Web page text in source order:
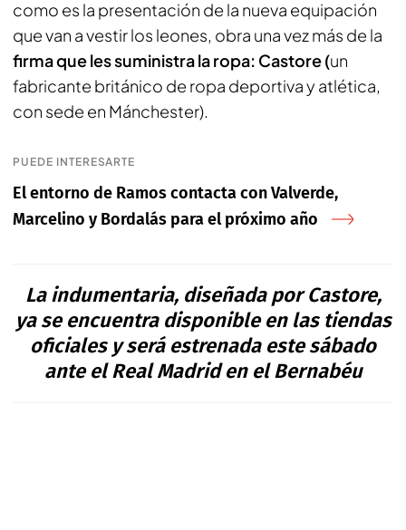
como es la presentación de la nueva equipación
que van a vestir los leones, obra una vez más de la
firma que les suministra la ropa: Castore (un
fabricante británico de ropa deportiva y atlética,
con sede en Mánchester).
PUEDE INTERESARTE
El entorno de Ramos contacta con Valverde,
Marcelino y Bordalás para el próximo año
La indumentaria, diseñada por Castore,
ya se encuentra disponible en las tiendas
oficiales y será estrenada este sábado
ante el Real Madrid en el Bernabéu